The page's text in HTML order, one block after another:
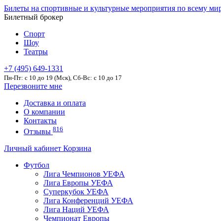
Билеты на спортивные и культурные мероприятия по всему
Билетный брокер
Спорт
Шоу
Театры
+7 (495) 649-1331
Пн-Пт: c 10 до 19 (Мск), Сб-Вс: с 10 до 17
Перезвоните мне
Доставка и оплата
О компании
Контакты
Отзывы 816
Личный кабинет Корзина
Футбол
Лига Чемпионов УЕФА
Лига Европы УЕФА
Суперкубок УЕФА
Лига Конференций УЕФА
Лига Наций УЕФА
Чемпионат Европы